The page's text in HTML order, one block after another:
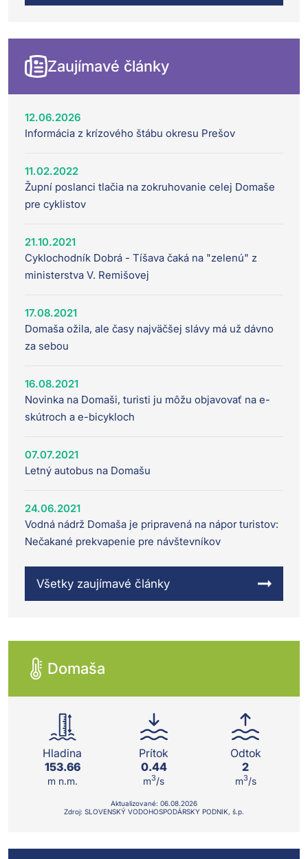
Zaujímavé články
12.06.2026
Informácia z krízového štábu okresu Prešov
11.02.2022
Župní poslanci tlačia na zokruhovanie celej Domaše
pre cyklistov
21.10.2021
Cyklochodník Dobrá - Tíšava čaká na "zelenú" z
ministerstva V. Remišovej
17.08.2021
Domaša ožila, ale časy najväčšej slávy má už dávno
za sebou
16.08.2021
Novinka na Domaši, turisti ju môžu objavovať na e-
skútroch a e-bicykloch
07.07.2021
Letný autobus na Domašu
24.06.2021
Vodná nádrž Domaša je pripravená na nápor turistov:
Nečakané prekvapenie pre návštevníkov
Všetky zaujímavé články
Domaša
Hladina
153.66
m n.m.
Prítok
0.44
m3/s
Odtok
2
m3/s
Aktualizované: 06.08.2026
Zdroj: SLOVENSKÝ VODOHOSPODÁRSKY PODNIK, š.p.